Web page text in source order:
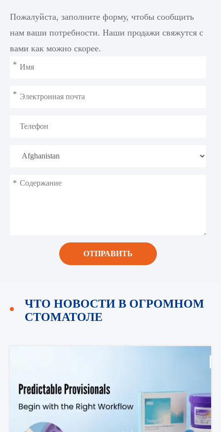
Пожалуйста, заполните форму, чтобы сообщить
нам ваши потребности. Наши продажи свяжутся с
вами как можно скорее.
*
*
*
ОТПРАВИТЬ
ЧТО НОВОСТИ В ОГРОМНОМ
СТОМАТОЛЕ